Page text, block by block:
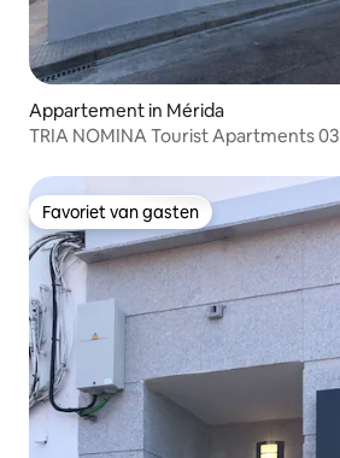
Appartement in Mérida
TRIA NOMINA Tourist Apartments 03
Favoriet van gasten
Favoriet van gasten